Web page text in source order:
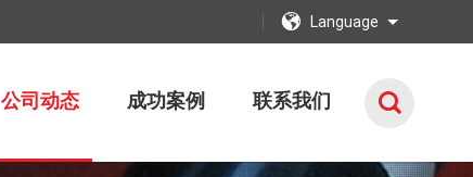
Language
公司动态 成功案例 联系我们